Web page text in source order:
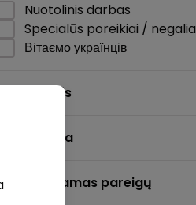
Nuotolinis darbas
Specialūs poreikiai / negalia
Вітаємо українців
Darbo sritis
Darbo vieta
pareigų